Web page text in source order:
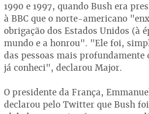
1990 e 1997, quando Bush era
à BBC que o norte-americano
obrigação dos Estados Unidos (à
mundo e a honrou". "Ele foi,
das pessoas mais profundamente
já conheci", declarou Major.
O presidente da França,
declarou pelo Twitter que Bush